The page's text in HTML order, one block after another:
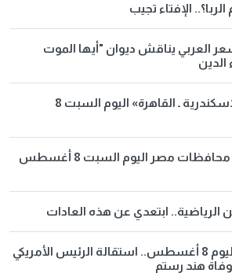
الإفتاء تجيب
العربي يناقش ديوان "أيها الموت
الدين
مواعيد قطارات «الإسكندرية ـ القاهرة» اليوم السبت 8
مواقيت الصلاة في محافظات مصر اليوم السبت 8 أغسطس
الرياضية.. ابتعدي عن هذه العادات
حدث في مثل هذا اليوم 8 أغسطس.. استقالة الرئيس الأمريكي
هند رستم